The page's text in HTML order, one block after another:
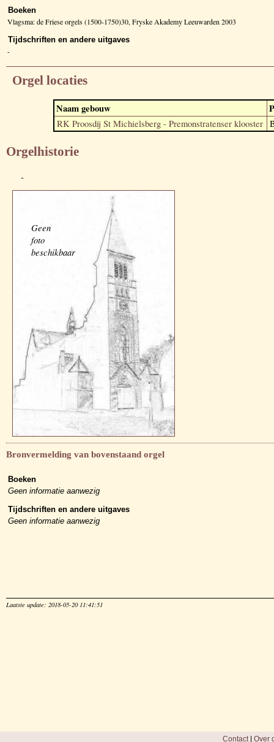
Boeken
Vlagsma: de Friese orgels (1500-1750)30, Fryske Akademy Leeuwarden 2003
Tijdschriften en andere uitgaves
-
Orgel locaties
Naam gebouw
RK Proosdij St Michielsberg - Premonstratenser klooster
Orgelhistorie
-
Geen
foto
beschikbaar
Bronvermelding van bovenstaand orgel
Boeken
Geen informatie aanwezig
Tijdschriften en andere uitgaves
Geen informatie aanwezig
Laatste update: 2018-05-20 11:41:51
Contact| Over